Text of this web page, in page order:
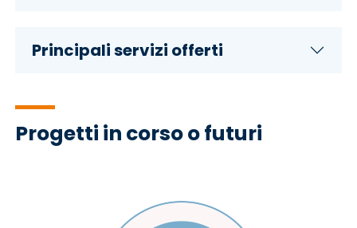
Principali servizi offerti
Progetti in corso o futuri